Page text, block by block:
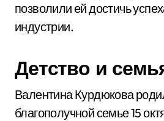
позволили ей достичь
индустрии.
Детство и
Валентина Курдюкова
благополучной семье 15